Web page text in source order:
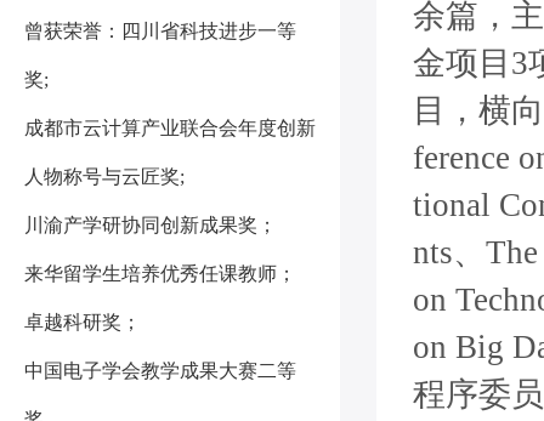
曾获荣誉：四川省科技进步一等
奖;
成都市云计算产业联合会年度创新
人物称号与云匠奖;
川渝产学研协同创新成果奖；
来华留学生培养优秀任课教师；
卓越科研奖；
中国电子学会教学成果大赛二等
余篇，
金项目3
目，横
ference
tional
nts、
on
on Big
程序委